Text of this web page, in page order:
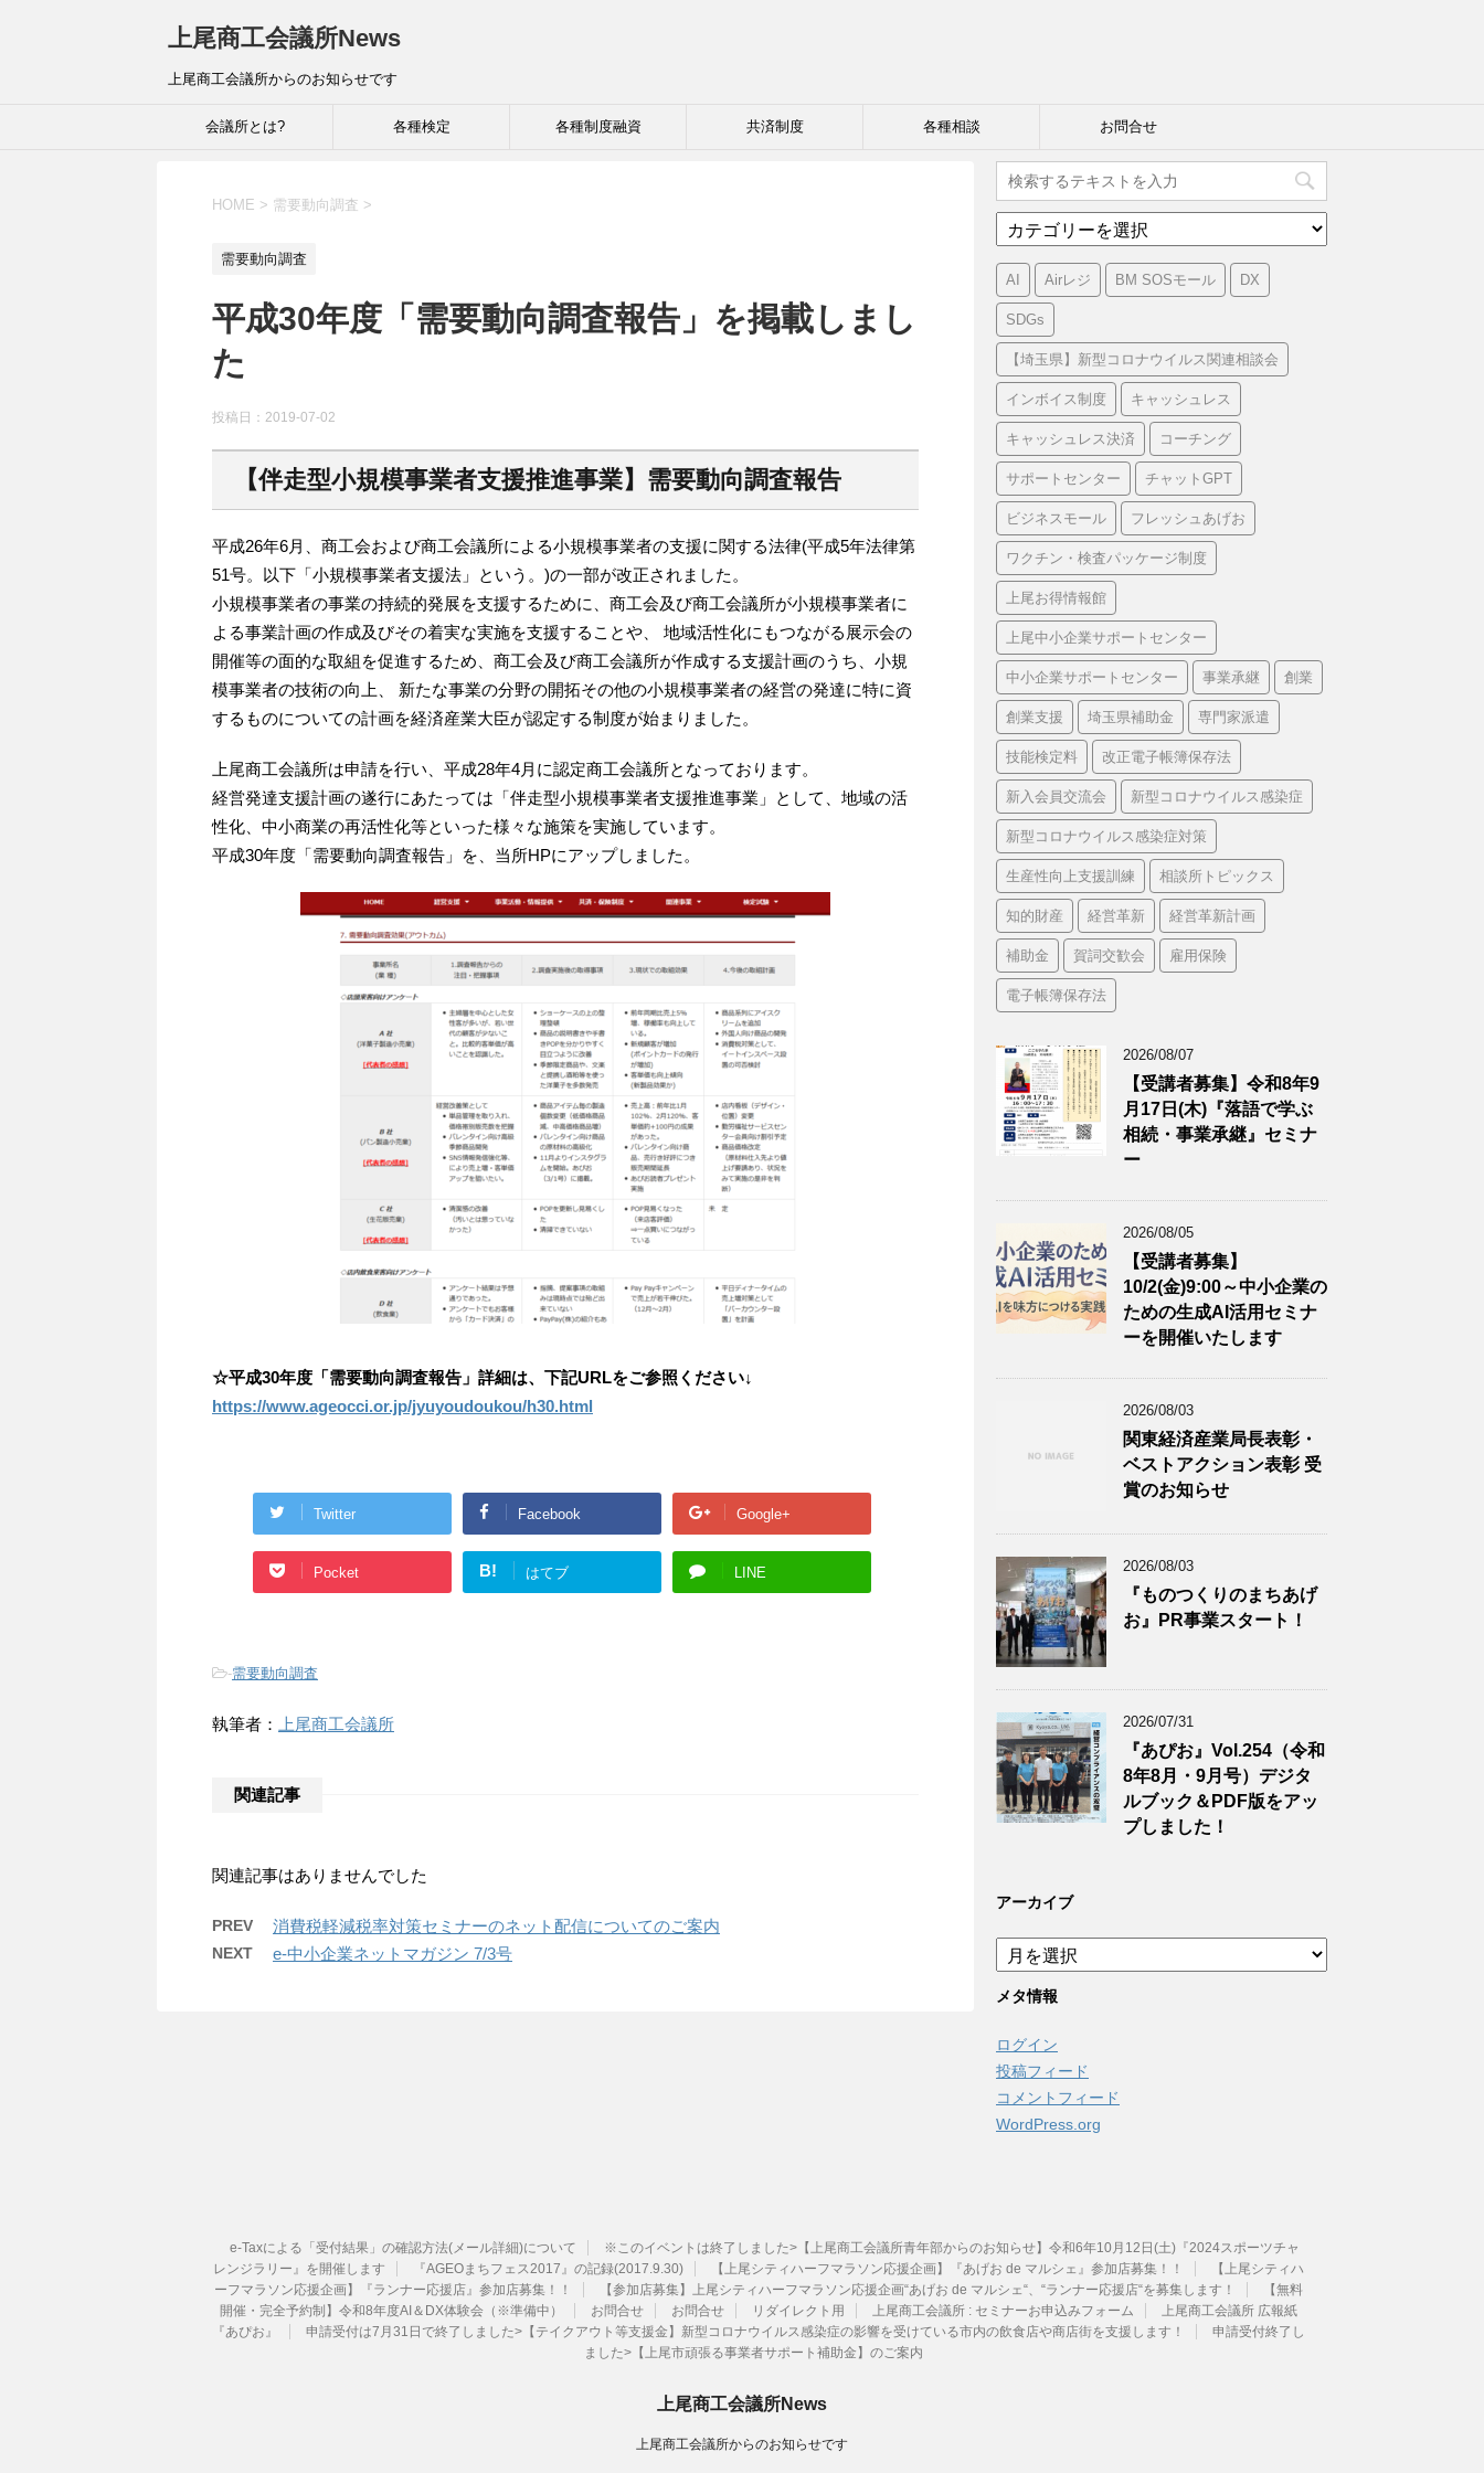
上尾商工会議所News
上尾商工会議所からのお知らせです
会議所とは? 各種検定 各種制度融資 共済制度 各種相談 お問合せ
HOME > 需要動向調査 >
需要動向調査
平成30年度「需要動向調査報告」を掲載しまし
た
投稿日： 2019-07-02
【伴走型小規模事業者支援推進事業】需要動向調査報告
平成26年6月、商工会および商工会議所による小規模事業者の支援に関する法律(平成5年法律第
51号。以下「小規模事業者支援法」という。)の一部が改正されました。
小規模事業者の事業の持続的発展を支援するために、商工会及び商工会議所が小規模事業者に
よる事業計画の作成及びその着実な実施を支援することや、 地域活性化にもつながる展示会の
開催等の面的な取組を促進するため、商工会及び商工会議所が作成する支援計画のうち、小規
模事業者の技術の向上、 新たな事業の分野の開拓その他の小規模事業者の経営の発達に特に資
するものについての計画を経済産業大臣が認定する制度が始まりました。
上尾商工会議所は申請を行い、平成28年4月に認定商工会議所となっております。
経営発達支援計画の遂行にあたっては「伴走型小規模事業者支援推進事業」として、地域の活
性化、中小商業の再活性化等といった様々な施策を実施しています。
平成30年度「需要動向調査報告」を、当所HPにアップしました。
☆平成30年度「需要動向調査報告」詳細は、下記URLをご参照ください↓
https://www.ageocci.or.jp/jyuyoudoukou/h30.html
Twitter Facebook Google+
Pocket B! はてブ LINE
-需要動向調査
執筆者： 上尾商工会議所
関連記事
関連記事はありませんでした
PREV 消費税軽減税率対策セミナーのネット配信についてのご案内
NEXT e-中小企業ネットマガジン 7/3号
テ
ゴ
リ
ー
AI Airレジ BM SOSモール DX
SDGs
【埼玉県】新型コロナウイルス関連相談会
インボイス制度 キャッシュレス
キャッシュレス決済 コーチング
サポートセンター チャットGPT
ビジネスモール フレッシュあげお
ワクチン・検査パッケージ制度
上尾お得情報館
上尾中小企業サポートセンター
中小企業サポートセンター 事業承継 創業
創業支援 埼玉県補助金 専門家派遣
技能検定料 改正電子帳簿保存法
新入会員交流会 新型コロナウイルス感染症
新型コロナウイルス感染症対策
生産性向上支援訓練 相談所トピックス
知的財産 経営革新 経営革新計画
補助金 賀詞交歓会 雇用保険
電子帳簿保存法
2026/08/07
【受講者募集】令和8年9
月17日(木)『落語で学ぶ
相続・事業承継』セミナ
ー
2026/08/05
【受講者募集】
10/2(金)9:00～中小企業の
ための生成AI活用セミナ
ーを開催いたします
2026/08/03
関東経済産業局長表彰・
ベストアクション表彰 受
賞のお知らせ
2026/08/03
『ものつくりのまちあげ
お』PR事業スタート！
2026/07/31
『あぴお』Vol.254（令和
8年8月・9月号）デジタ
ルブック＆PDF版をアッ
プしました！
アーカイブ
ア
ー
カ
ブ
メタ情報
ログイン
投稿フィード
コメントフィード
WordPress.org
e-Taxによる「受付結果」の確認方法(メール詳細)について
※このイベントは終了しました>【上尾商工会議所青年部からのお知らせ】令和6年10月12日(土)『2024スポーツチャ
レンジラリー』を開催します
『AGEOまちフェス2017』の記録(2017.9.30) 【上尾シティハーフマラソン応援企画】『あげお de マルシェ』参加店募集！！
【上尾シティハ
ーフマラソン応援企画】『ランナー応援店』参加店募集！！
【参加店募集】上尾シティハーフマラソン応援企画“あげお de マルシェ“、“ランナー応援店“を募集します！
【無料
開催・完全予約制】令和8年度AI＆DX体験会（※準備中）
お問合せ お問合せ リダイレクト用 上尾商工会議所 : セミナーお申込みフォーム
上尾商工会議所 広報紙
『あぴお』
申請受付は7月31日で終了しました>【テイクアウト等支援金】新型コロナウイルス感染症の影響を受けている市内の飲食店や商店街を支援します！
申請受付終了し
ました>【上尾市頑張る事業者サポート補助金】のご案内
上尾商工会議所News
上尾商工会議所からのお知らせです